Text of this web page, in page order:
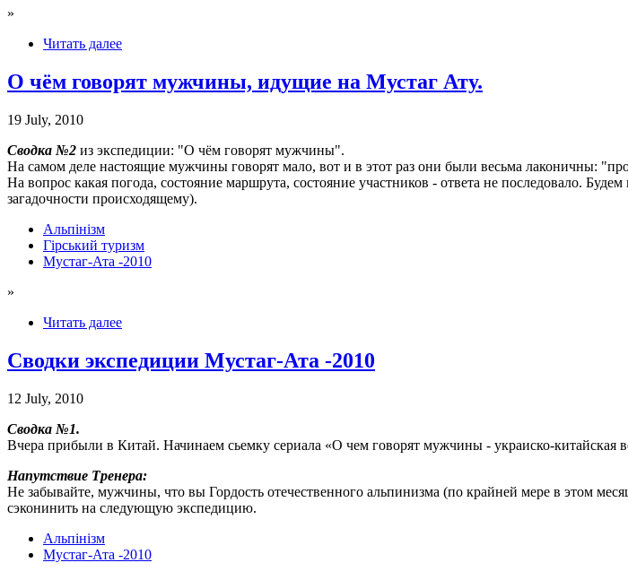
»
Читать далее
О чём говорят мужчины, идущие на Мустаг Ату.
19 July, 2010
Сводка №2 из экспедиции: "О чём говорят мужчины".
На самом деле настоящие мужчины говорят мало, вот и в этот раз они были весьма лаконичны:
На вопрос какая погода, состояние маршрута, состояние участников - ответа не последовало.
загадочности происходящему).
Альпінізм
Гірський туризм
Мустаг-Ата -2010
»
Читать далее
Cводки экспедиции Мустаг-Ата -2010
12 July, 2010
Cводка №1.
Вчера прибыли в Китай. Начинаем сьемку сериала «О чем говорят мужчины - украиско-китайская
Напутствие Тренера:
Не забывайте, мужчины, что вы Гордость отечественного альпинизма (по крайней мере в этом
сэконинить на следующую экспедицию.
Альпінізм
Мустаг-Ата -2010